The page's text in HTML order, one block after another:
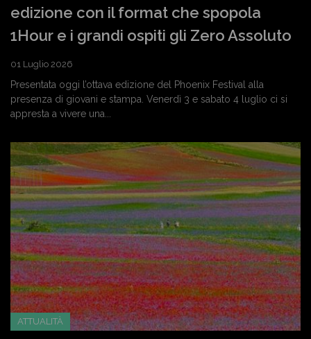
edizione con il format che spopola
1Hour e i grandi ospiti gli Zero Assoluto
01 Luglio 2026
Presentata oggi l’ottava edizione del Phoenix Festival alla
presenza di giovani e stampa. Venerdì 3 e sabato 4 luglio ci si
appresta a vivere una...
ATTUALITÀ